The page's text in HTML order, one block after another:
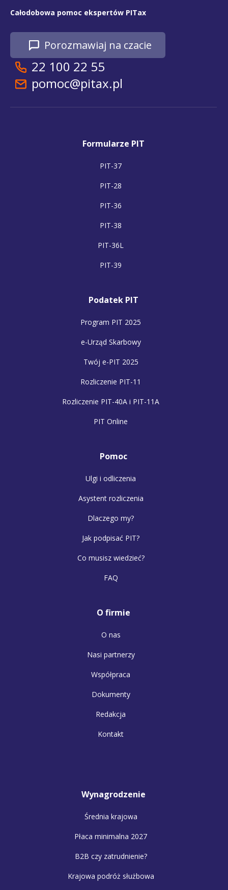
Całodobowa pomoc ekspertów PITax
Porozmawiaj na czacie
22 100 22 55
pomoc@pitax.pl
Formularze PIT
PIT-37
PIT-28
PIT-36
PIT-38
PIT-36L
PIT-39
Podatek PIT
Program PIT 2025
e-Urząd Skarbowy
Twój e-PIT 2025
Rozliczenie PIT-11
Rozliczenie PIT-40A i PIT-11A
PIT Online
Pomoc
Ulgi i odliczenia
Asystent rozliczenia
Dlaczego my?
Jak podpisać PIT?
Co musisz wiedzieć?
FAQ
O firmie
O nas
Nasi partnerzy
Współpraca
Dokumenty
Redakcja
Kontakt
Wynagrodzenie
Średnia krajowa
Płaca minimalna 2027
B2B czy zatrudnienie?
Krajowa podróż służbowa